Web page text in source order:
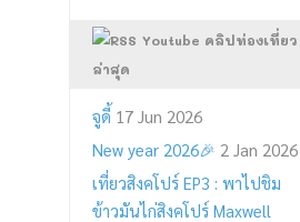
Youtube คลิปท่องเที่ยว
ล่าสุด
จูดี้ 17 Jun 2026
New year 2026🎉 2 Jan 2026
เที่ยวสิงคโปร์ EP3 : พาไปชิม
ข้าวมันไก่สิงคโปร์ Maxwell